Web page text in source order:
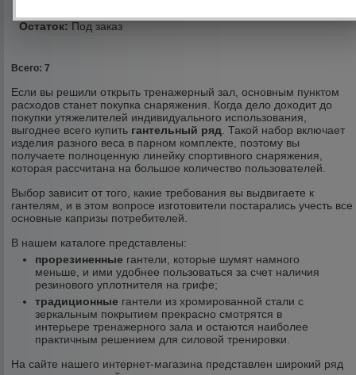
Всего: 7
Если вы решили открыть тренажерный зал, основным пунктом
расходов станет покупка снаряжения. Когда дело доходит до
покупки утяжелителей индивидуального использования,
выгоднее всего купить гантельный ряд . Такой набор включает
изделия разного веса в парном комплекте, поэтому вы
получаете полноценную линейку спортивного снаряжения,
которая рассчитана на большое количество пользователей.
Выбор зависит от того, какие требования вы выдвигаете к
гантелям, и в этом вопросе изготовители постарались учесть все
основные капризы потребителей.
В нашем каталоге представлены:
прорезиненные гантели, которые шумят намного
меньше, и ими удобнее пользоваться за счет наличия
резинового уплотнителя на грифе;
традиционные гантели из хромированной стали с
зеркальным покрытием прекрасно смотрятся в
интерьере тренажерного зала и остаются наиболее
практичным решением для силовой тренировки.
На сайте нашего интернет-магазина представлен широкий ряд